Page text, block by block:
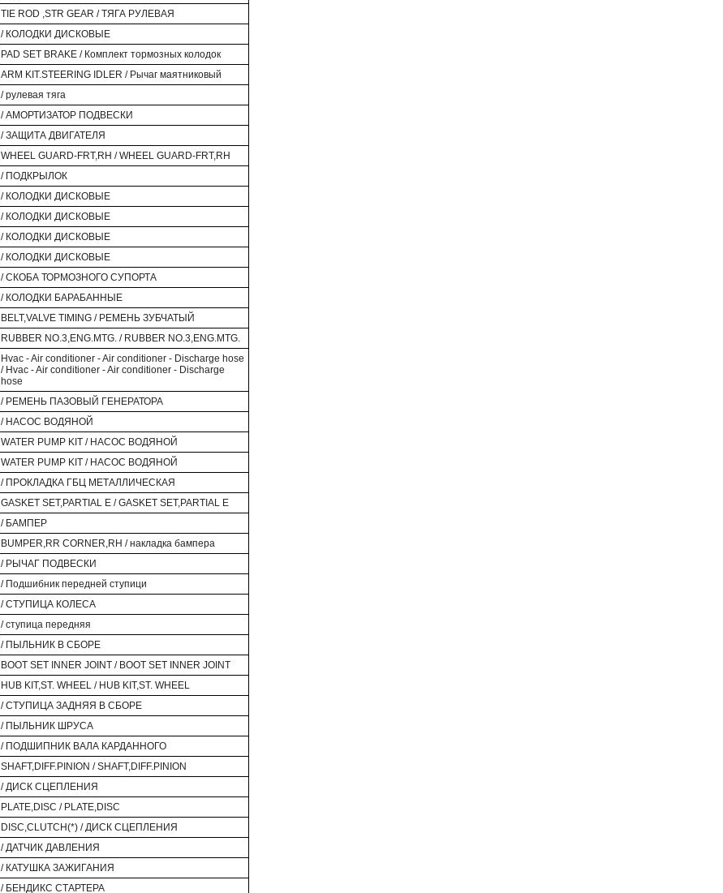
TIE ROD ,STR GEAR / ТЯГА РУЛЕВАЯ
/ КОЛОДКИ ДИСКОВЫЕ
PAD SET BRAKE / Комплект тормозных колодок
ARM KIT.STEERING IDLER / Рычаг маятниковый
/ рулевая тяга
/ АМОРТИЗАТОР ПОДВЕСКИ
/ ЗАЩИТА ДВИГАТЕЛЯ
WHEEL GUARD-FRT,RH / WHEEL GUARD-FRT,RH
/ ПОДКРЫЛОК
/ КОЛОДКИ ДИСКОВЫЕ
/ КОЛОДКИ ДИСКОВЫЕ
/ КОЛОДКИ ДИСКОВЫЕ
/ КОЛОДКИ ДИСКОВЫЕ
/ СКОБА ТОРМОЗНОГО СУПОРТА
/ КОЛОДКИ БАРАБАННЫЕ
BELT,VALVE TIMING / РЕМЕНЬ ЗУБЧАТЫЙ
RUBBER NO.3,ENG.MTG. / RUBBER NO.3,ENG.MTG.
Hvac - Air conditioner - Air conditioner - Discharge hose
/ Hvac - Air conditioner - Air conditioner - Discharge
hose
/ РЕМЕНЬ ПАЗОВЫЙ ГЕНЕРАТОРА
/ НАСОС ВОДЯНОЙ
WATER PUMP KIT / НАСОС ВОДЯНОЙ
WATER PUMP KIT / НАСОС ВОДЯНОЙ
/ ПРОКЛАДКА ГБЦ МЕТАЛЛИЧЕСКАЯ
GASKET SET,PARTIAL E / GASKET SET,PARTIAL E
/ БАМПЕР
BUMPER,RR CORNER,RH / накладка бампера
/ РЫЧАГ ПОДВЕСКИ
/ Подшибник передней ступици
/ СТУПИЦА КОЛЕСА
/ ступица передняя
/ ПЫЛЬНИК В СБОРЕ
BOOT SET INNER JOINT / BOOT SET INNER JOINT
HUB KIT,ST. WHEEL / HUB KIT,ST. WHEEL
/ СТУПИЦА ЗАДНЯЯ В СБОРЕ
/ ПЫЛЬНИК ШРУСА
/ ПОДШИПНИК ВАЛА КАРДАННОГО
SHAFT,DIFF.PINION / SHAFT,DIFF.PINION
/ ДИСК СЦЕПЛЕНИЯ
PLATE,DISC / PLATE,DISC
DISC,CLUTCH(*) / ДИСК СЦЕПЛЕНИЯ
/ ДАТЧИК ДАВЛЕНИЯ
/ КАТУШКА ЗАЖИГАНИЯ
/ БЕНДИКС СТАРТЕРА